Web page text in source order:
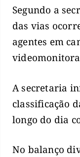
Segundo a
das vias
agentes em
A secretaria
classificação
longo do dia
No balanço